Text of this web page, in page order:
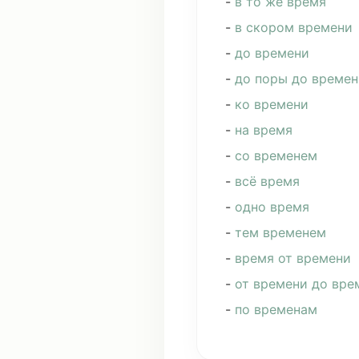
- в скором времени
- до времени
- до поры до
- ко времени
- на время
- со временем
- всё время
- одно время
- тем временем
- время от времени
- от времени до
- по временам